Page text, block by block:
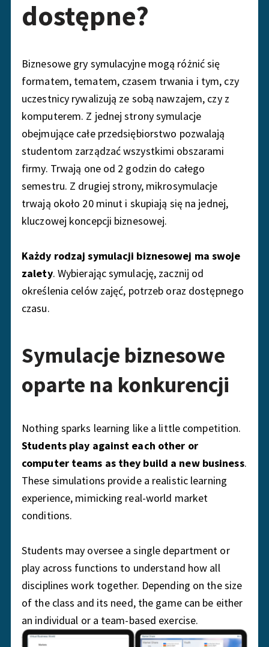
dostępne?
Biznesowe gry symulacyjne mogą różnić się
formatem, tematem, czasem trwania i tym, czy
uczestnicy rywalizują ze sobą nawzajem, czy z
komputerem. Z jednej strony symulacje
obejmujące całe przedsiębiorstwo pozwalają
studentom zarządzać wszystkimi obszarami
firmy. Trwają one od 2 godzin do całego
semestru. Z drugiej strony, mikrosymulacje
trwają około 20 minut i skupiają się na jednej,
kluczowej koncepcji biznesowej.
Każdy rodzaj symulacji biznesowej ma swoje
zalety. Wybierając symulację, zacznij od
określenia celów zajęć, potrzeb oraz dostępnego
czasu.
Symulacje biznesowe
oparte na konkurencji
Nothing sparks learning like a little competition.
Students play against each other or
computer teams as they build a new business.
These simulations provide a realistic learning
experience, mimicking real-world market
conditions.
Students may oversee a single department or
play across functions to understand how all
disciplines work together. Depending on the size
of the class and its need, the game can be either
an individual or a team-based exercise.